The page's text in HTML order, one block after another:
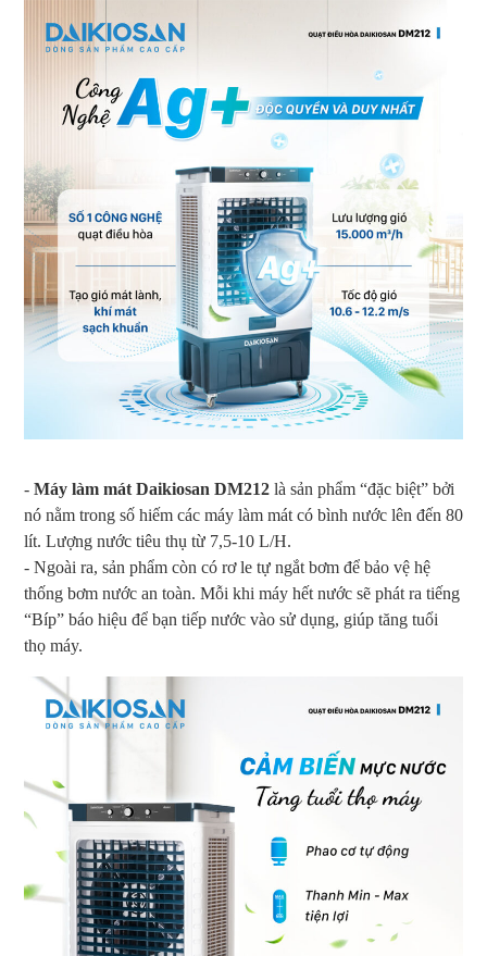
- Máy làm mát Daikiosan DM212 là sản phẩm “đặc biệt” bởi
nó nằm trong số hiếm các máy làm mát có bình nước lên đến 80
lít. Lượng nước tiêu thụ từ 7,5-10 L/H.
- Ngoài ra, sản phẩm còn có rơ le tự ngắt bơm để bảo vệ hệ
thống bơm nước an toàn. Mỗi khi máy hết nước sẽ phát ra tiếng
“Bíp” báo hiệu để bạn tiếp nước vào sử dụng, giúp tăng tuổi
thọ máy.